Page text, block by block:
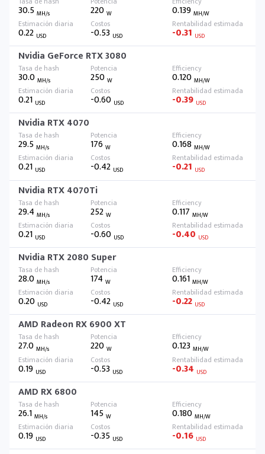
30.5 MH/s 220W 0.139 MH/W
0.22 USD -0.53 USD -0.31 USD
Nvidia GeForce RTX 3080
30.0 MH/s 250W 0.120 MH/W
0.21 USD -0.60 USD -0.39 USD
Nvidia RTX 4070
29.5 MH/s 176W 0.168 MH/W
0.21 USD -0.42 USD -0.21 USD
Nvidia RTX 4070Ti
29.4 MH/s 252W 0.117 MH/W
0.21 USD -0.60 USD -0.40 USD
Nvidia RTX 2080 Super
28.0 MH/s 174W 0.161 MH/W
0.20 USD -0.42 USD -0.22 USD
AMD Radeon RX 6900 XT
27.0 MH/s 220W 0.123 MH/W
0.19 USD -0.53 USD -0.34 USD
AMD RX 6800
26.1 MH/s 145W 0.180 MH/W
0.19 USD -0.35 USD -0.16 USD